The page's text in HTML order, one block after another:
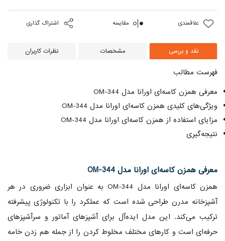
علاقمندی مقایسه اشتراک گذاری
نقد و بررسی مشخصات نظرات کاربران
فهرست مطالب
معرفی همزن کاسه‌ای اورانا مدل OM-344
ویژگی‌های کلیدی همزن کاسه‌ای اورانا مدل OM-344
مزایای استفاده از همزن کاسه‌ای اورانا مدل OM-344
نتیجه‌گیری
معرفی همزن کاسه‌ای اورانا مدل OM-344
همزن کاسه‌ای اورانا مدل OM-344 به عنوان ابزاری ضروری در هر
آشپزخانه مدرن طراحی شده است که عملکرد را با تکنولوژی پیشرفته
ترکیب می‌کند. این مدل ایده‌آل برای آشپزهای آماتور و سرآشپزهای
حرفه‌ای است و کارهای مختلف مخلوط کردن را از جمله هم زدن خامه